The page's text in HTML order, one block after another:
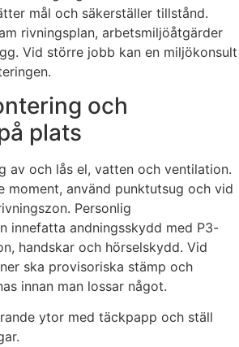
mål och säkerställer tillstånd.
rivningsplan, arbetsmiljöåtgärder
Vid större jobb kan en miljökonsult
och
plats
av och lås el, vatten och ventilation.
moment, använd punktutsug och vid
Personlig
innefatta andningsskydd med P3-
handskar och hörselskydd. Vid
ska provisoriska stämp och
innan man lossar något.
ytor med täckpapp och ställ